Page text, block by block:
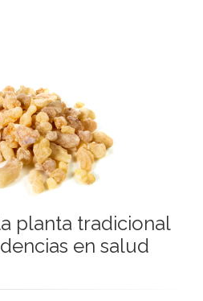
planta tradicional
en salud